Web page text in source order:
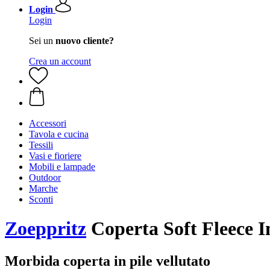
Login
Login
Sei un nuovo cliente?
Crea un account
Accessori
Tavola e cucina
Tessili
Vasi e fioriere
Mobili e lampade
Outdoor
Marche
Sconti
Zoeppritz Coperta Soft Fleece
Morbida coperta in pile vellutato